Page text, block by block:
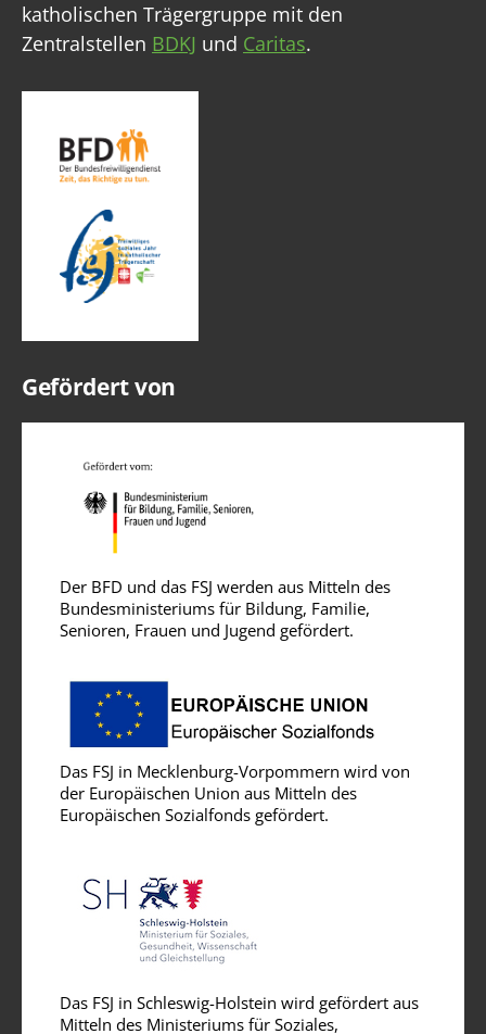
katholischen Trägergruppe mit den
Zentralstellen BDKJ und Caritas.
Gefördert von
Der BFD und das FSJ werden aus Mitteln des
Bundesministeriums für Bildung, Familie,
Senioren, Frauen und Jugend gefördert.
Das FSJ in Mecklenburg-Vorpommern wird von
der Europäischen Union aus Mitteln des
Europäischen Sozialfonds gefördert.
Das FSJ in Schleswig-Holstein wird gefördert aus
Mitteln des Ministeriums für Soziales,